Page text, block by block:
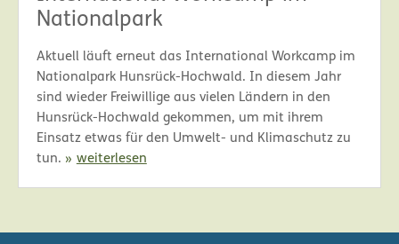
Nationalpark
Aktuell läuft erneut das International Workcamp im
Nationalpark Hunsrück-Hochwald. In diesem Jahr
sind wieder Freiwillige aus vielen Ländern in den
Hunsrück-Hochwald gekommen, um mit ihrem
Einsatz etwas für den Umwelt- und Klimaschutz zu
tun.
weiterlesen